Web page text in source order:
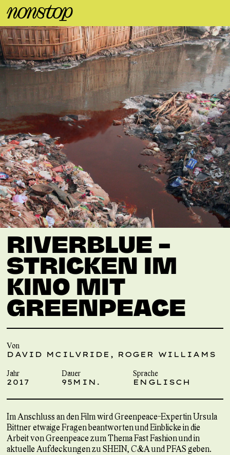
RIVERBLUE –
STRICKEN IM
KINO MIT
GREENPEACE
Von
DAVID MCILVRIDE, ROGER WILLIAMS
Jahr
2017
Dauer
95MIN.
Sprache
ENGLISCH
Im Anschluss an den Film wird Greenpeace-Expertin Ursula
Bittner etwaige Fragen beantworten und Einblicke in die
Arbeit von Greenpeace zum Thema Fast Fashion und in
aktuelle Aufdeckungen zu SHEIN, C&A und PFAS geben.